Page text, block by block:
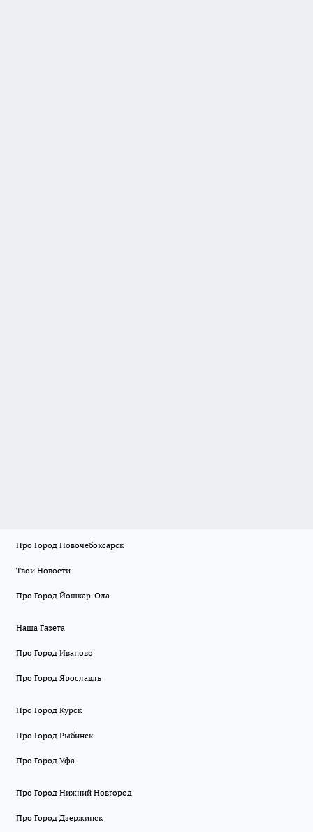
Про Город Новочебоксарск
Твои Новости
Про Город Йошкар-Ола
Наша Газета
Про Город Иваново
Про Город Ярославль
Про Город Курск
Про Город Рыбинск
Про Город Уфа
Про Город Нижний Новгород
Про Город Дзержинск